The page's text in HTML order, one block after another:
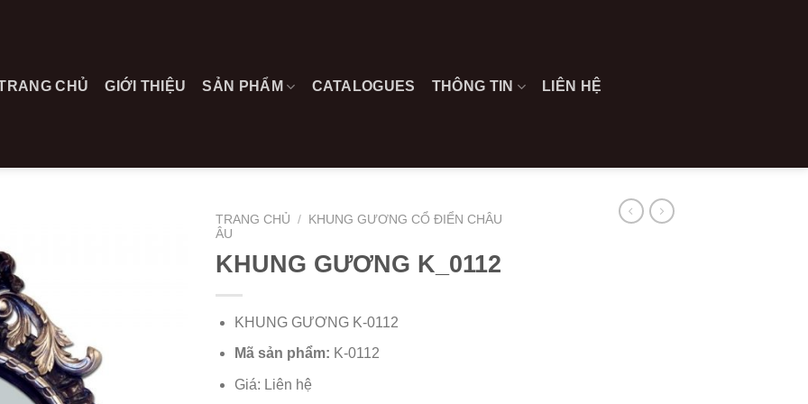
CHỦ
GIỚI THIỆU SẢN PHẨM CATALOGUES THÔNG TIN LIÊN HỆ
TRANG CHỦ /
KHUNG GƯƠNG CỔ ĐIỂN CHÂU
ÂU
KHUNG GƯƠNG K_0112
KHUNG GƯƠNG K-0112
Mã sản phẩm: K-0112
Giá: Liên hệ